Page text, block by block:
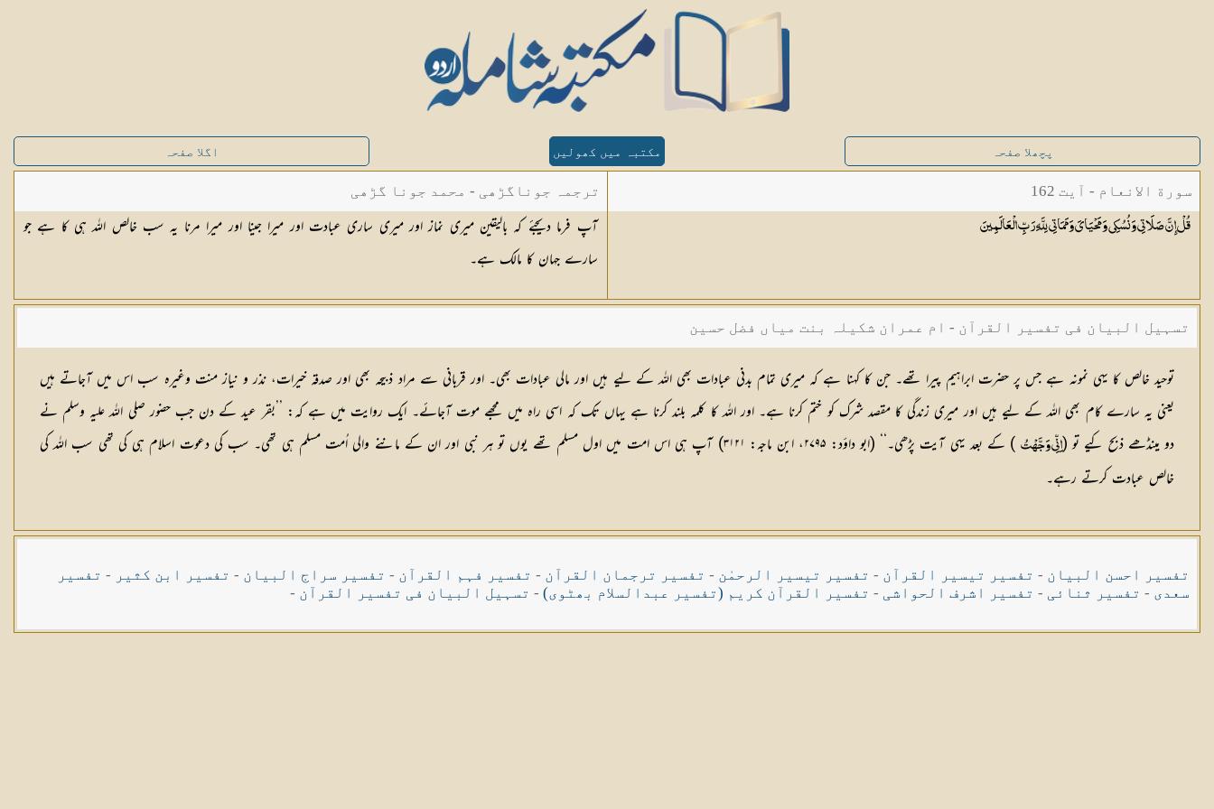
پچھلا صفحہ مکتبہ میں کھولیں اگلا صفحہ
سورة الانعام - آیت 162
قُلْ إِنَّ صَلَاتِي وَنُسُكِي وَمَحْيَايَ وَمَمَاتِي لِلَّهِ رَبِّالْعَالَمِينَ
ترجمہ جوناگڑھی - محمد جونا گڑھی
آپ فرما دیجئے کہ بالیقین میری نماز اور میری ساری عبادت اور میرا جینا اور میرا مرنا یہ سب خالص اللہ ہی کا ہے جو
سارے جہان کا مالک ہے۔
تسہیل البیان فی تفسیر القرآن - ام عمران شکیلہ بنت میاں فضل حسین
توحید خالص کا یہی نمونہ ہے جس پر حضرت ابراہیم پیرا تھے۔ جن کا کہنا ہے کہ میری تمام بدنی عبادات بھی اللہ کے لیے ہیں اور مالی عبادات بھی۔ اور قربانی سے مراد ذبیحہ بھی اور صدقہ خیرات، نذر و نیاز منت وغیرہ سب اس میں آجاتے ہیں
یعنی یہ سارے کام بھی اللہ کے لیے ہیں اور میری زندگی کا مقصد شرک کو ختم کرنا ہے۔ اور اللہ کا کلمہ بلند کرنا ہے یہاں تک کہ اسی راہ میں مجھے موت آجائے۔ ایک روایت میں ہے کہ: ’’بقر عید کے دن جب حضور صلی اللہ علیہ وسلم نے
دو مینڈھے ذبح کیے تو (اِنِّی وَجَّھْتُ
) کے بعد یہی آیت پڑھی۔‘‘ (ابو داؤد: ۲۷۹۵، ابن ماجہ: ۳۱۲۱) آپ ہی اس امت میں اول مسلم تھے یوں تو ہر نبی اور ان کے ماننے والی اُمت مسلم ہی تھی۔ سب کی دعوت اسلام ہی کی تھی سب اللہ کی
خالص عبادت کرتے رہے۔
تفسیر احسن البیان - تفسیر تیسیر القرآن - تفسیر تیسیر الرحمٰن - تفسیر ترجمان القرآن - تفسیر فہم القرآن - تفسیر سراج البیان - تفسیر ابن کثیر - تفسیر
سعدی - تفسیر ثنائی - تفسیر اشرف الحواشی - تفسیر القرآن کریم (تفسیر عبدالسلام بھٹوی) - تسہیل البیان فی تفسیر القرآن -